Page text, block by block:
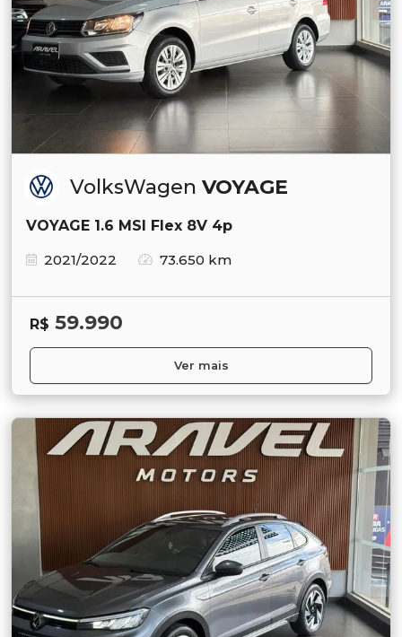
VolksWagen VOYAGE
VOYAGE 1.6 MSI Flex 8V 4p
2021/2022
73.650 km
R$ 59.990
Ver mais